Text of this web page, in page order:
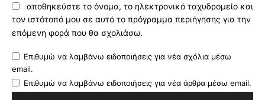
αποθηκεύστε το όνομα, το ηλεκτρονικό ταχυδρομείο και
τον ιστότοπό μου σε αυτό το πρόγραμμα περιήγησης για την
επόμενη φορά που θα σχολιάσω.
Επιθυμώ να λαμβάνω ειδοποιήσεις για νέα σχόλια μέσω
email.
Επιθυμώ να λαμβάνω ειδοποιήσεις για νέα άρθρα μέσω email.